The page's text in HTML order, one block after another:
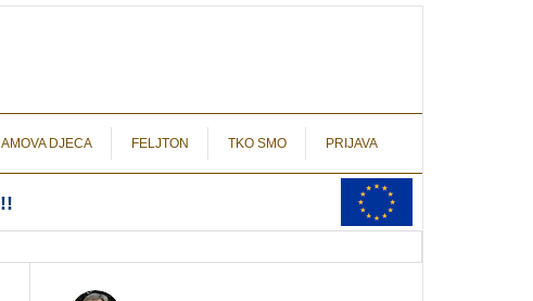
DJECA FELJTON TKO SMO PRIJAVA